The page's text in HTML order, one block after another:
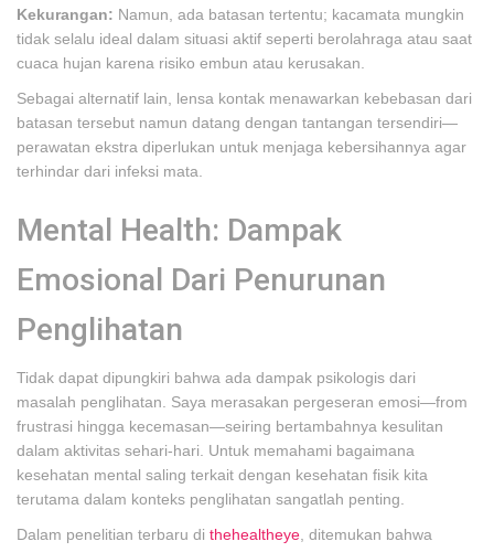
Kekurangan: Namun, ada batasan tertentu; kacamata mungkin
tidak selalu ideal dalam situasi aktif seperti berolahraga atau saat
cuaca hujan karena risiko embun atau kerusakan.
Sebagai alternatif lain, lensa kontak menawarkan kebebasan dari
batasan tersebut namun datang dengan tantangan tersendiri—
perawatan ekstra diperlukan untuk menjaga kebersihannya agar
terhindar dari infeksi mata.
Mental Health: Dampak
Emosional Dari Penurunan
Penglihatan
Tidak dapat dipungkiri bahwa ada dampak psikologis dari
masalah penglihatan. Saya merasakan pergeseran emosi—from
frustrasi hingga kecemasan—seiring bertambahnya kesulitan
dalam aktivitas sehari-hari. Untuk memahami bagaimana
kesehatan mental saling terkait dengan kesehatan fisik kita
terutama dalam konteks penglihatan sangatlah penting.
Dalam penelitian terbaru di thehealtheye , ditemukan bahwa